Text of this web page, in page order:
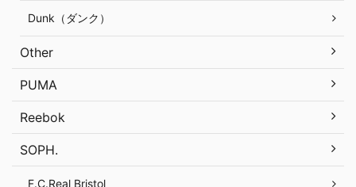
Dunk（ダンク）
Other
PUMA
Reebok
SOPH.
F.C.Real Bristol